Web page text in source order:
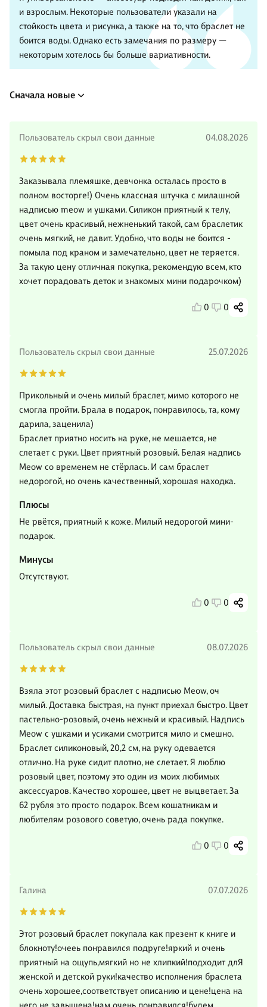
и взрослым. Некоторые пользователи указали на
стойкость цвета и рисунка, а также на то, что браслет не
боится воды. Однако есть замечания по размеру —
некоторым хотелось бы больше вариативности.
Сначала новые
Пользователь скрыл свои данные 04.08.2026
Заказывала племяшке, девчонка осталась просто в
полном восторге!) Очень классная штучка с милашной
надписью meow и ушками. Силикон приятный к телу,
цвет очень красивый, нежненький такой, сам браслетик
очень мягкий, не давит. Удобно, что воды не боится -
помыла под краном и замечательно, цвет не теряется.
За такую цену отличная покупка, рекомендую всем, кто
хочет порадовать деток и знакомых мини подарочком)
0 0
Пользователь скрыл свои данные 25.07.2026
Прикольный и очень милый браслет, мимо которого не
смогла пройти. Брала в подарок, понравилось, та, кому
дарила, заценила)
Браслет приятно носить на руке, не мешается, не
слетает с руки. Цвет приятный розовый. Белая надпись
Meow со временем не стёрлась. И сам браслет
недорогой, но очень качественный, хорошая находка.
Плюсы
Не рвётся, приятный к коже. Милый недорогой мини-
подарок.
Минусы
Отсутствуют.
0 0
Пользователь скрыл свои данные 08.07.2026
Взяла этот розовый браслет с надписью Meow, оч
милый. Доставка быстрая, на пункт приехал быстро. Цвет
пастельно-розовый, очень нежный и красивый. Надпись
Meow с ушками и усиками смотрится мило и смешно.
Браслет силиконовый, 20,2 см, на руку одевается
отлично. На руке сидит плотно, не слетает. Я люблю
розовый цвет, поэтому это один из моих любимых
аксессуаров. Качество хорошее, цвет не выцветает. За
62 рубля это просто подарок. Всем кошатникам и
любителям розового советую, очень рада покупке.
0 0
Галина 07.07.2026
Этот розовый браслет покупала как презент к книге и
блокноту!очееь понравился подруге!яркий и очень
приятный на ощупь,мягкий но не хлипкий!подходит длЯ
женской и детской руки!качество исполнения браслета
очень хорошее,соответствует описанию и цене!цена на